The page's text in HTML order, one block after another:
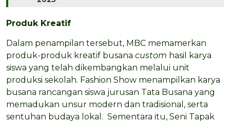
Produk Kreatif
Dalam penampilan tersebut, MBC memamerkan
produk-produk kreatif busana custom hasil karya
siswa yang telah dikembangkan melalui unit
produksi sekolah. Fashion Show menampilkan karya
busana rancangan siswa jurusan Tata Busana yang
memadukan unsur modern dan tradisional, serta
sentuhan budaya lokal. Sementara itu, Seni Tapak